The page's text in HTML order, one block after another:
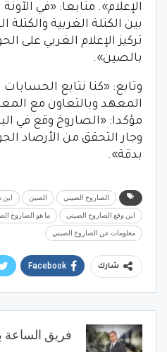
الإعلام». متابعا: «في
بين الكتلة الغربية
تركيز الإعلام الغربي على
بالصين».
وتابع: «كنا نتابع
المعهد وبالتعاون مع
مؤكدا: «الصاروخ وقع في
وجار التحقق من الأرصاد
بدقة».
الصاروخ الصيني الصين اين
اين وقع الصاروخ الصيني ما هو الصاروخ
معلومات عن الصاروخ الصيني
شارك Facebook
فريق